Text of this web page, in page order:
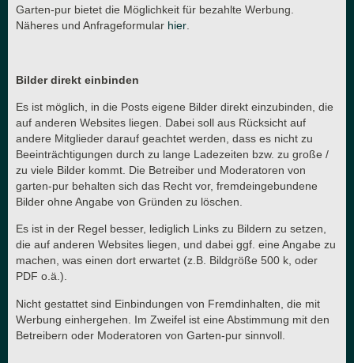
Garten-pur bietet die Möglichkeit für bezahlte Werbung.
Näheres und Anfrageformular hier
Bilder direkt einbinden
Es ist möglich, in die Posts eigene Bilder direkt einzubinden, die
auf anderen Websites liegen. Dabei soll aus Rücksicht auf
andere Mitglieder darauf geachtet werden, dass es nicht zu
Beeinträchtigungen durch zu lange Ladezeiten bzw. zu große /
zu viele Bilder kommt. Die Betreiber und Moderatoren von
garten-pur behalten sich das Recht vor, fremdeingebundene
Bilder ohne Angabe von Gründen zu löschen.
Es ist in der Regel besser, lediglich Links zu Bildern zu setzen,
die auf anderen Websites liegen, und dabei ggf. eine Angabe zu
machen, was einen dort erwartet (z.B. Bildgröße 500 k, oder
PDF o.ä.).
Nicht gestattet sind Einbindungen von Fremdinhalten, die mit
Werbung einhergehen. Im Zweifel ist eine Abstimmung mit den
Betreibern oder Moderatoren von Garten-pur sinnvoll.